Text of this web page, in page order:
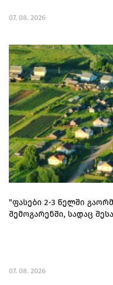
07. 08. 2026
"ფასები 2-3 წელში
შემოგარენში, სადაც
07. 08. 2026